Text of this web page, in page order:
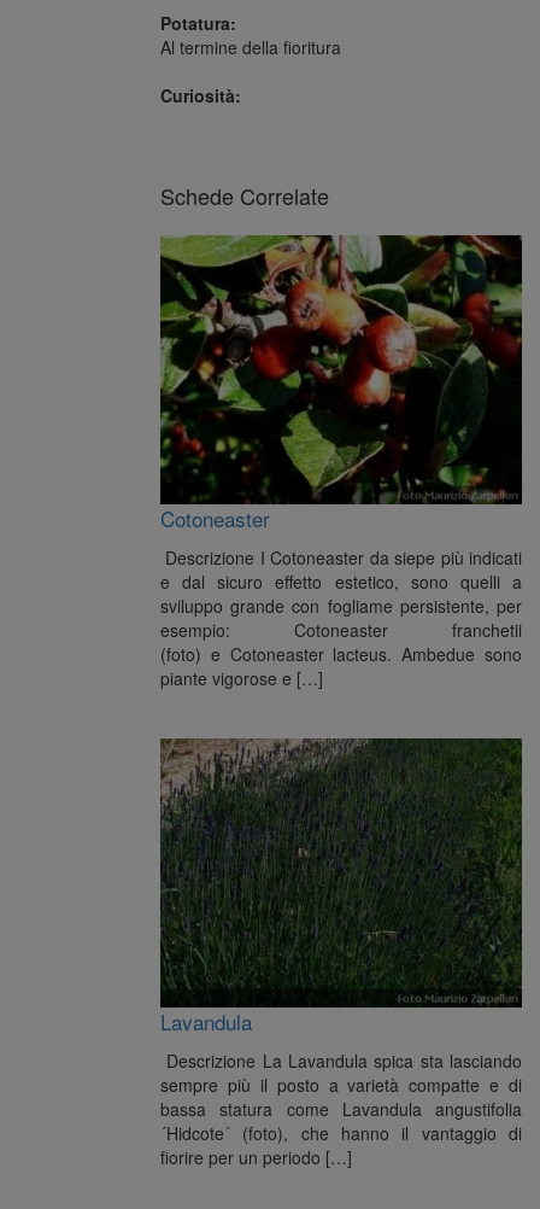
Potatura:
Al termine della fioritura
Curiosità:
Schede Correlate
Cotoneaster
Descrizione I Cotoneaster da siepe più indicati
e dal sicuro effetto estetico, sono quelli a
sviluppo grande con fogliame persistente, per
esempio: Cotoneaster franchetii
(foto) e Cotoneaster lacteus. Ambedue sono
piante vigorose e […]
Lavandula
Descrizione La Lavandula spica sta lasciando
sempre più il posto a varietà compatte e di
bassa statura come Lavandula angustifolia
´Hidcote´ (foto), che hanno il vantaggio di
fiorire per un periodo […]